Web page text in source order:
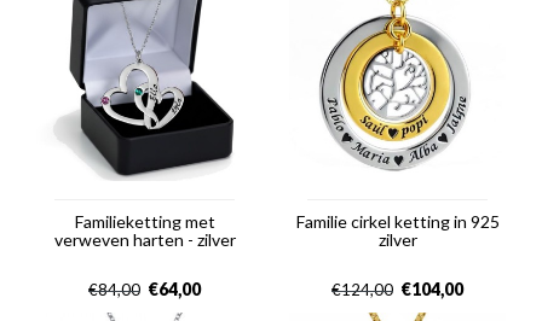
Familieketting met
verweven harten - zilver
€84,00 €64,00
Familie cirkel ketting in 925
zilver
€124,00 €104,00